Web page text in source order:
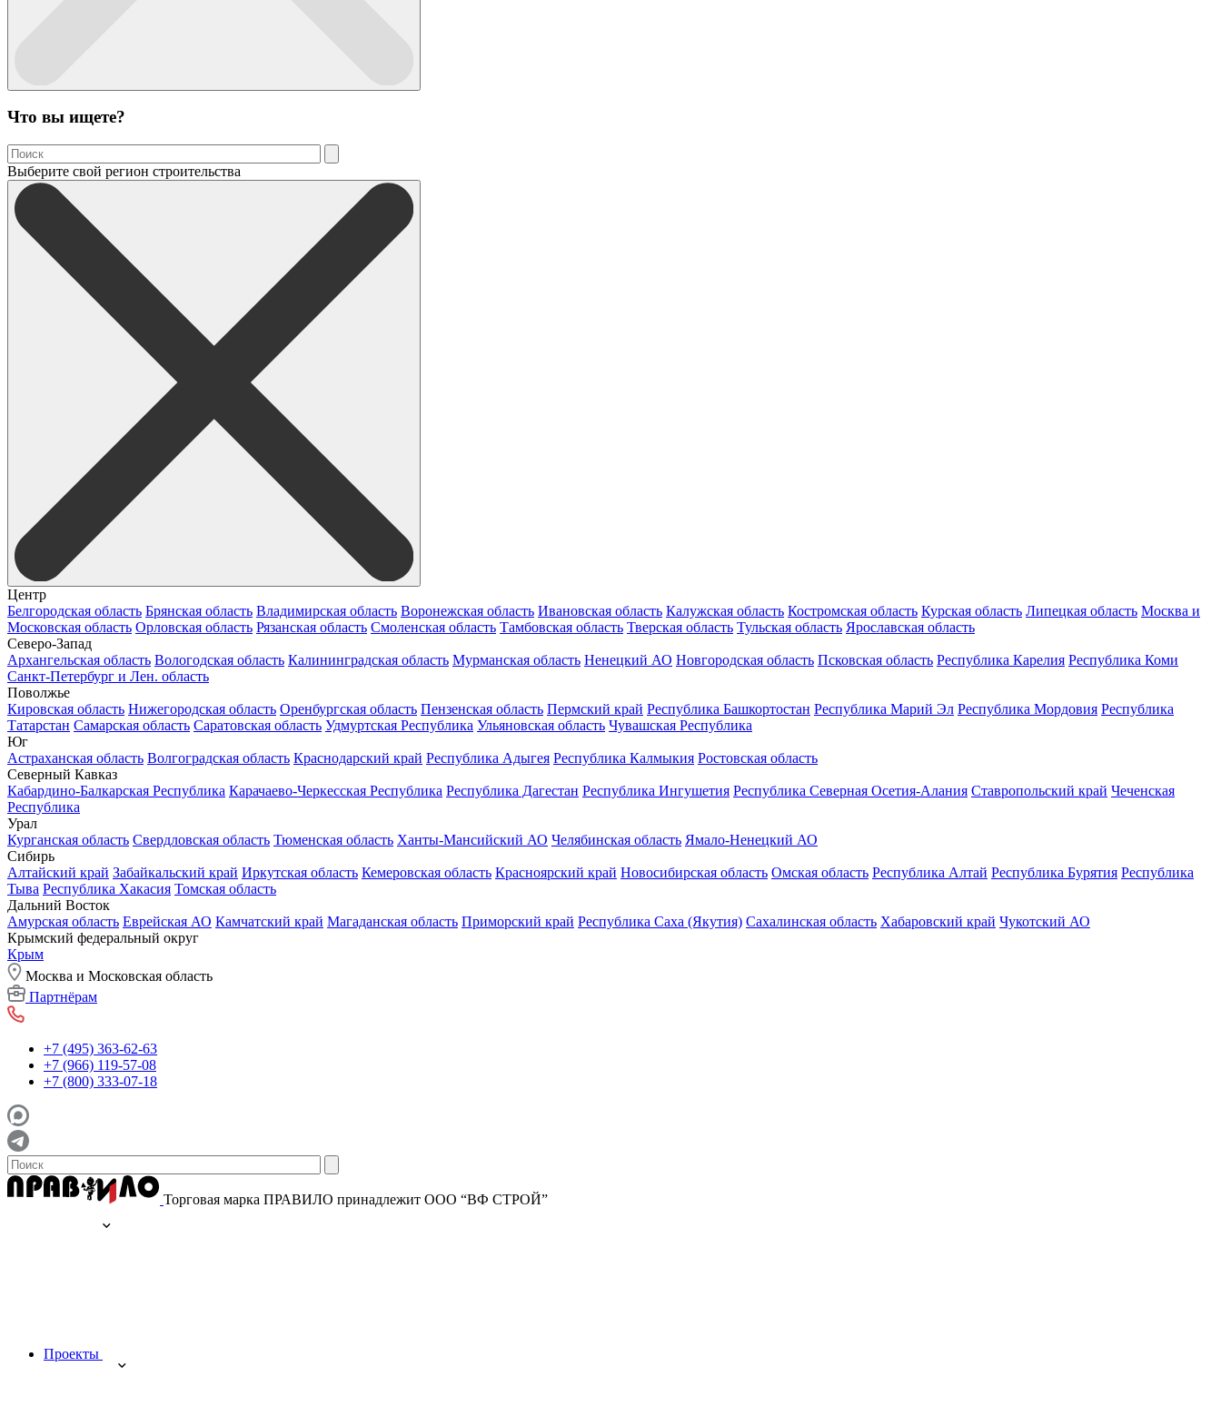
Что вы ищете?
Выберите свой регион строительства
Центр
Белгородская область Брянская область Владимирская область Воронежская область Ивановская область Калужская область Костромская область Курская область Липецкая область Москва и
Московская область Орловская область Рязанская область Смоленская область Тамбовская область Тверская область Тульская область Ярославская область
Северо-Запад
Архангельская область Вологодская область Калининградская область Мурманская область Ненецкий АО Новгородская область Псковская область Республика Карелия Республика Коми
Санкт-Петербург и Лен. область
Поволжье
Кировская область Нижегородская область Оренбургская область Пензенская область Пермский край Республика Башкортостан Республика Марий Эл Республика Мордовия Республика
Татарстан Самарская область Саратовская область Удмуртская Республика Ульяновская область Чувашская Республика
Юг
Астраханская область Волгоградская область Краснодарский край Республика Адыгея Республика Калмыкия Ростовская область
Северный Кавказ
Кабардино-Балкарская Республика Карачаево-Черкесская Республика Республика Дагестан Республика Ингушетия Республика Северная Осетия-Алания Ставропольский край Чеченская
Республика
Урал
Курганская область Свердловская область Тюменская область Ханты-Мансийский АО Челябинская область Ямало-Ненецкий АО
Сибирь
Алтайский край Забайкальский край Иркутская область Кемеровская область Красноярский край Новосибирская область Омская область Республика Алтай Республика Бурятия Республика
Тыва Республика Хакасия Томская область
Дальний Восток
Амурская область Еврейская АО Камчатский край Магаданская область Приморский край Республика Саха (Якутия) Сахалинская область Хабаровский край Чукотский АО
Крымский федеральный округ
Крым
Москва и Московская область
Партнёрам
+7 (495) 363-62-63
+7 (966) 119-57-08
+7 (800) 333-07-18
Торговая марка ПРАВИЛО принадлежит ООО “ВФ СТРОЙ”
Проекты